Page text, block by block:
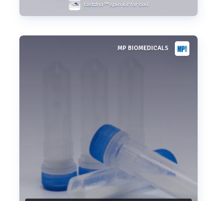
fastdna™ spin kit for soil
Voir plusMP BIOMEDICALS